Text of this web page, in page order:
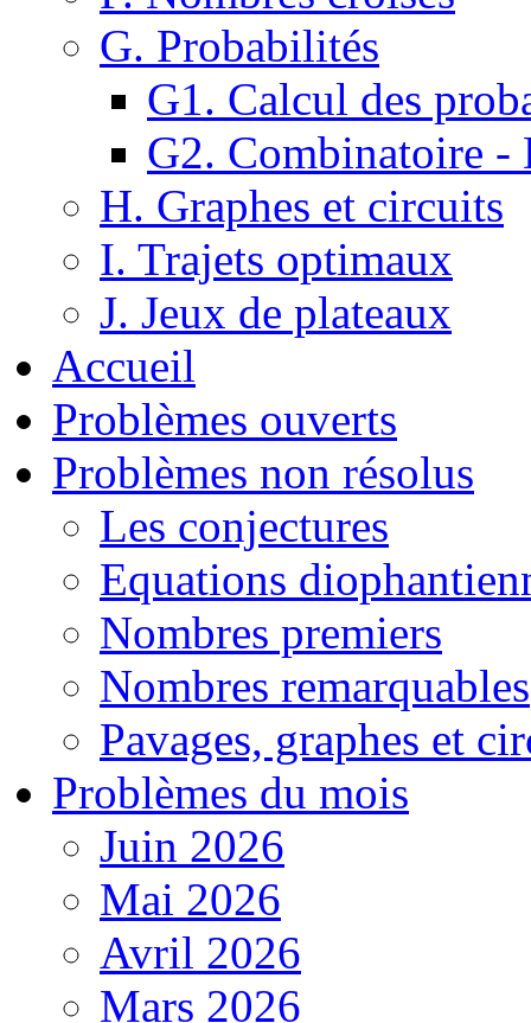
G. Probabilités
G1. Calcul des
G2. Combinatoire -
H. Graphes et circuits
I. Trajets optimaux
J. Jeux de plateaux
Accueil
Problèmes ouverts
Problèmes non résolus
Les conjectures
Equations
Nombres premiers
Nombres remarquables
Pavages, graphes et
Problèmes du mois
Juin 2026
Mai 2026
Avril 2026
Mars 2026